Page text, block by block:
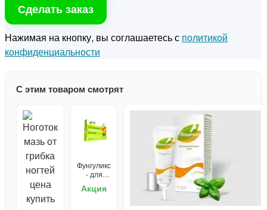
Сделать заказ
Нажимая на кнопку, вы соглашаетесь с политикой
конфиденциальности
С этим товаром смотрят
Фунгуликс
- для
грибка
Акция